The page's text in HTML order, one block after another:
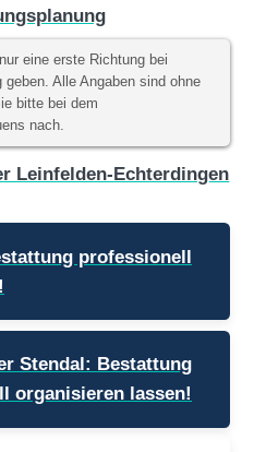
eine erste Richtung bei
geben. Alle Angaben sind ohne
bitte bei dem
nach.
Leinfelden-Echterdingen
professionell
Stendal: Bestattung
organisieren lassen!